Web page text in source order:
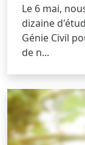
Le 6 mai,
dizaine
Génie Civil
de n...